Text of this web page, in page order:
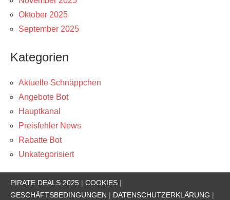
Oktober 2025
September 2025
Kategorien
Aktuelle Schnäppchen
Angebote Bot
Hauptkanal
Preisfehler News
Rabatte Bot
Unkategorisiert
PIRATE DEALS 2025 | COOKIES |
GESCHÄFTSBEDINGUNGEN | DATENSCHUTZERKLÄRUNG |